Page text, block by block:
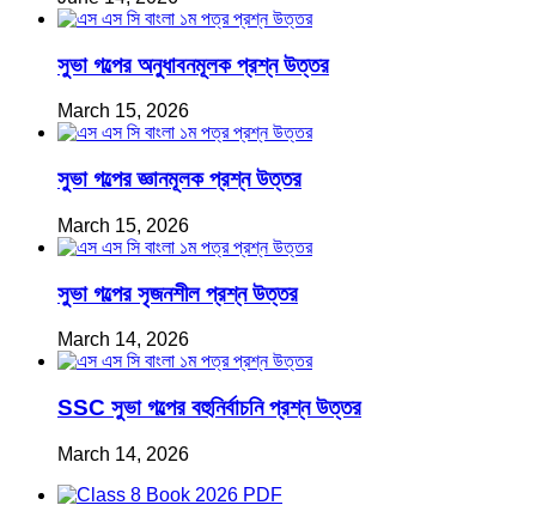
সুভা গল্পের অনুধাবনমূলক প্রশ্ন উত্তর
March 15, 2026
সুভা গল্পের জ্ঞানমূলক প্রশ্ন উত্তর
March 15, 2026
সুভা গল্পের সৃজনশীল প্রশ্ন উত্তর
March 14, 2026
SSC সুভা গল্পের বহুনির্বাচনি প্রশ্ন উত্তর
March 14, 2026